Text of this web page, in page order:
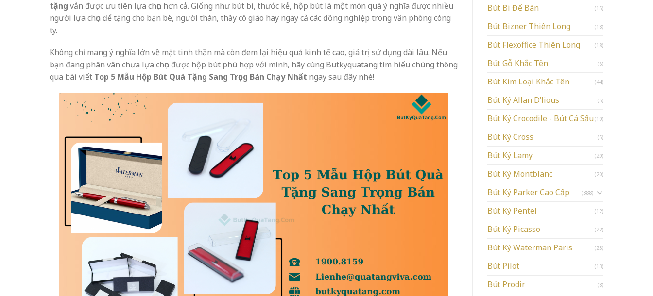
tặng vẫn được ưu tiên lựa chọn hơn cả. Giống như bút bi, thước kẻ, hộp bút là một món quà ý nghĩa được nhiều
người lựa chọn để tặng cho bạn bè, người thân, thầy cô giáo hay ngay cả các đồng nghiệp trong văn phòng công
ty.
Không chỉ mang ý nghĩa lớn về mặt tinh thần mà còn đem lại hiệu quả kinh tế cao, giá trị sử dụng dài lâu. Nếu
bạn đang phân vân chưa lựa chọn được hộp bút phù hợp với mình, hãy cùng Butkyquatang tìm hiểu chúng thông
qua bài viết Top 5 Mẫu Hộp Bút Quà Tặng Sang Trọng Bán Chạy Nhất ngay sau đây nhé!
Bút Bi Để Bàn (15)
Bút Bizner Thiên Long (18)
Bút Flexoffice Thiên Long (18)
Bút Gỗ Khắc Tên (6)
Bút Kim Loại Khắc Tên (44)
Bút Ký Allan D’lious (5)
Bút Ký Crocodile - Bút Cá Sấu(10)
Bút Ký Cross (5)
Bút Ký Lamy (20)
Bút Ký Montblanc (20)
Bút Ký Parker Cao Cấp (388)
Bút Ký Pentel (12)
Bút Ký Picasso (22)
Bút Ký Waterman Paris (28)
Bút Pilot (13)
Bút Prodir (8)